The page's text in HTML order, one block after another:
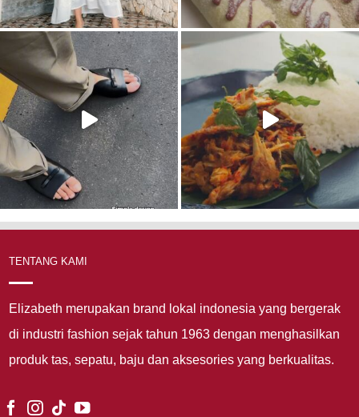
TENTANG KAMI
Elizabeth merupakan brand lokal indonesia yang bergerak
di industri fashion sejak tahun 1963 dengan menghasilkan
produk tas, sepatu, baju dan aksesories yang berkualitas.